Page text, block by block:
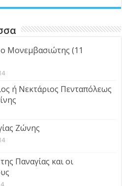
Μονεμβασιώτης (11
ή Νεκτάριος Πενταπόλεως
Ζώνης
Παναγίας και οι